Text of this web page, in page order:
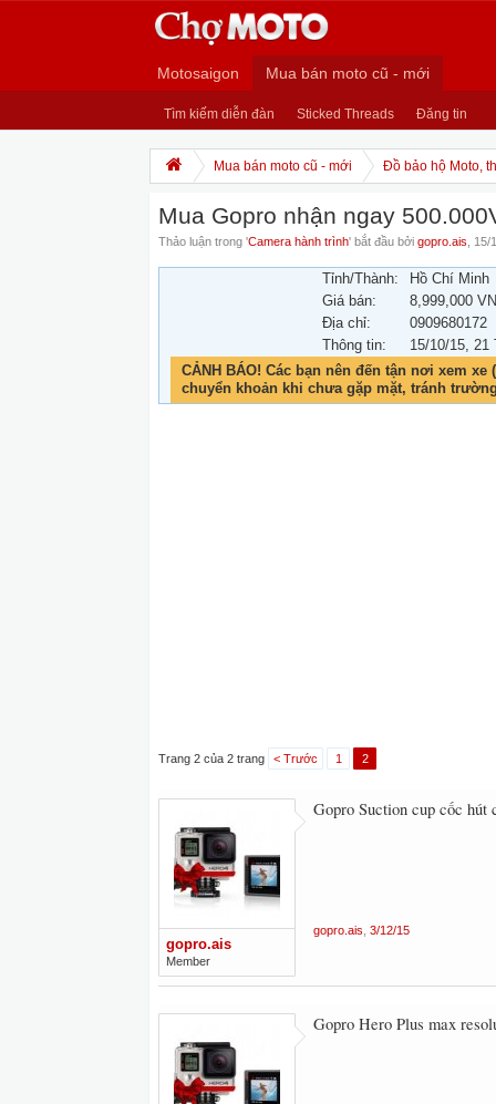
Motosaigon Mua bán moto cũ - mới
Tìm kiếm diễn đàn Sticked Threads Đăng tin
Mua bán moto cũ - mới Đồ bảo hộ Moto,
Mua Gopro nhận ngay
Thảo luận trong 'Camera hành trình' bắt đầu bởi gopro.ais 15/
Tỉnh/Thành:
Hồ Chí Minh
Giá bán:
8,999,000
Địa chỉ:
0909680172
Thông tin:
15/10/15, 21
CẢNH BÁO! Các bạn nên đến tận nơi xem
chuyển khoản khi chưa gặp mặt, tránh
Trang 2 của 2 trang < Trước 1 2
gopro.ais
Member
Gopro Suction cup cốc hút
gopro.ais 3/12/15
Gopro Hero Plus max